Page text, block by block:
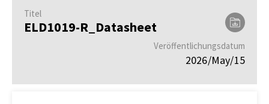
Titel
ELD1019-R_Datasheet
Veröffentlichungsdatum
2026/May/15